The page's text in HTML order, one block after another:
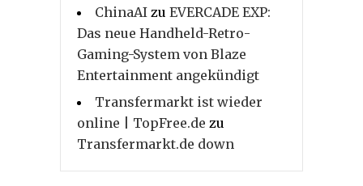
ChinaAI zu EVERCADE EXP:
Das neue Handheld-Retro-
Gaming-System von Blaze
Entertainment angekündigt
Transfermarkt ist wieder
online | TopFree.de zu
Transfermarkt.de down